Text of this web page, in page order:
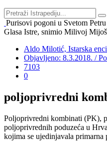
Purisovi pogoni u Svetom
Glasa Istre, snimio Milivoj
Aldo Milotić, Istarska
Objavljeno: 8.3.2018. /
7103
0
poljoprivredni
Poljoprivredni kombinati (PK),
poljoprivrednih poduzeća u
kojima se ujedinjavala primarna